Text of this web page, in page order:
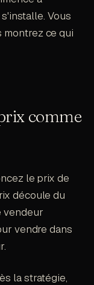
Vous
montrez ce qui
comme
le prix de
découle du
vendeur
vendre dans
la stratégie,